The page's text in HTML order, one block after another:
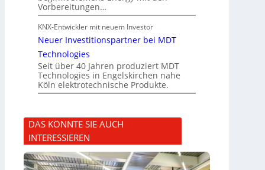
Vorbereitungen…
KNX-Entwickler mit neuem Investor
Neuer Investitionspartner bei MDT
Technologies
Seit über 40 Jahren produziert MDT
Technologies in Engelskirchen nahe
Köln elektrotechnische Produkte.
DAS KÖNNTE SIE AUCH
INTERESSIEREN